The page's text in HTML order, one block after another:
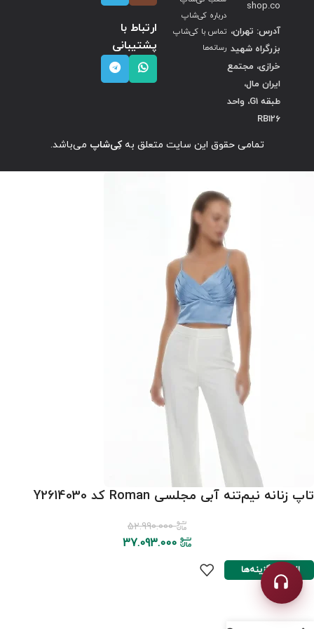
shop.co
آدرس: تهران،
بزرگراه شهید
خرازی، مجتمع
ایران مال،
طبقه G1، واحد
RB126
درباره کی‌شاپ
تماس با کی‌شاپ
رسانه‌ها
ارتباط با
پشتیبانی
تمامی حقوق این سایت متعلق بهکِی‌شاپ می‌باشد.
تاپ زنانه نیم‌تنه آبی‌ مجلسی Roman کد Y2614030
52.990.000
37.093.000
انتخاب گزینه‌ها